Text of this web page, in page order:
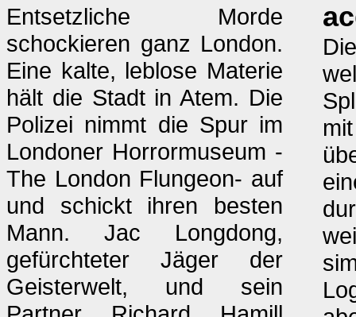
Entsetzliche Morde
schockieren ganz London.
Eine kalte, leblose Materie
hält die Stadt in Atem. Die
Polizei nimmt die Spur im
Londoner Horrormuseum -
The London Flungeon- auf
und schickt ihren besten
Mann. Jac Longdong,
gefürchteter Jäger der
Geisterwelt, und sein